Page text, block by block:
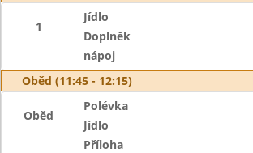
1
Jídlo
Doplněk
nápoj
Oběd (11:45 - 12:15)
Oběd
Polévka
Jídlo
Příloha